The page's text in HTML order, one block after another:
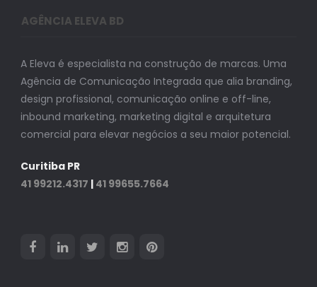
AGÊNCIA ELEVA BD
A Eleva é especialista na construção de marcas. Uma
Agência de Comunicação Integrada que alia branding,
design profissional, comunicação online e off-line,
inbound marketing, marketing digital e arquitetura
comercial para elevar negócios a seu maior potencial.
Curitiba PR
41 99212.4317 | 41 99655.7664